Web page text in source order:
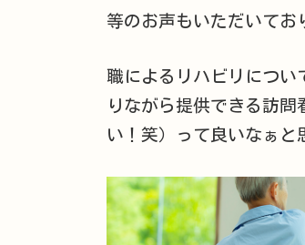
等のお声もいただいてお
職によるリハビリについ
りながら提供できる訪
い！笑）って良いなぁと